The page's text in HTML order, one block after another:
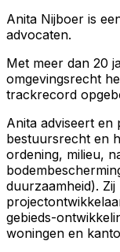
Anita Nijboer is
advocaten.
Met meer dan 20
omgevingsrecht
trackrecord
Anita adviseert en
bestuursrecht en
ordening, milieu,
duurzaamheid).
gebieds-
woningen en